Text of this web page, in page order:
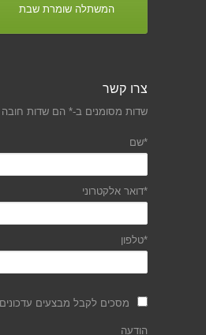
המשתלה שומרת שבת
צרו קשר
שדות מסומנים ב-* הם שדות חובה
*שם
*דואר אלקטרוני
*טלפון
מסכים לקבל מבצעים
הודעה